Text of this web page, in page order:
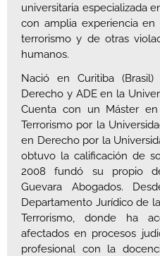
universitaria especializada
con amplia experiencia
terrorismo y de otras
humanos.
Nació en Curitiba
Derecho y ADE en la
Cuenta con un Máster
Terrorismo por la
en Derecho por la
obtuvo la calificación de
2008 fundó su propio
Guevara Abogados.
Departamento Jurídico de
Terrorismo, donde ha
afectados en procesos
profesional con la